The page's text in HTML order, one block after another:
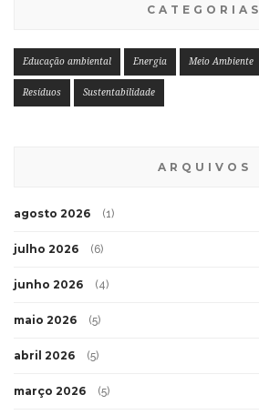
CATEGORIAS
Educação ambiental Energia Meio Ambiente
Resíduos Sustentabilidade
ARQUIVOS
agosto 2026 (1)
julho 2026 (6)
junho 2026 (4)
maio 2026 (5)
abril 2026 (5)
março 2026 (5)